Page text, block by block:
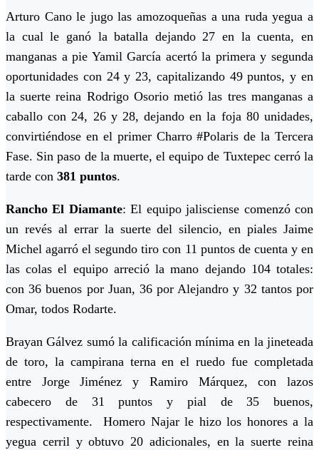
Arturo Cano le jugo las amozoqueñas a una ruda yegua a
la cual le ganó la batalla dejando 27 en la cuenta, en
manganas a pie Yamil García acertó la primera y segunda
oportunidades con 24 y 23, capitalizando 49 puntos, y en
la suerte reina Rodrigo Osorio metió las tres manganas a
caballo con 24, 26 y 28, dejando en la foja 80 unidades,
convirtiéndose en el primer Charro #Polaris de la Tercera
Fase. Sin paso de la muerte, el equipo de Tuxtepec cerró la
tarde con 381 puntos.
Rancho El Diamante: El equipo jalisciense comenzó con
un revés al errar la suerte del silencio, en piales Jaime
Michel agarró el segundo tiro con 11 puntos de cuenta y en
las colas el equipo arreció la mano dejando 104 totales:
con 36 buenos por Juan, 36 por Alejandro y 32 tantos por
Omar, todos Rodarte.
Brayan Gálvez sumó la calificación mínima en la jineteada
de toro, la campirana terna en el ruedo fue completada
entre Jorge Jiménez y Ramiro Márquez, con lazos
cabecero de 31 puntos y pial de 35 buenos,
respectivamente. Homero Najar le hizo los honores a la
yegua cerril y obtuvo 20 adicionales, en la suerte reina